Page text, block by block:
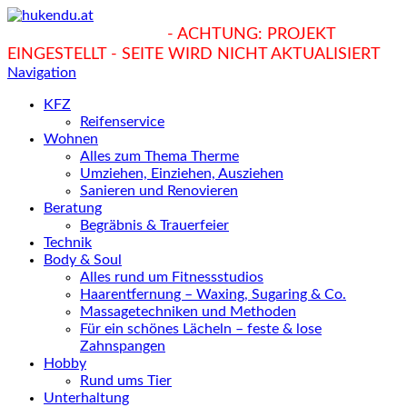
- ACHTUNG: PROJEKT
EINGESTELLT - SEITE WIRD NICHT AKTUALISIERT
Navigation
KFZ
Reifenservice
Wohnen
Alles zum Thema Therme
Umziehen, Einziehen, Ausziehen
Sanieren und Renovieren
Beratung
Begräbnis & Trauerfeier
Technik
Body & Soul
Alles rund um Fitnessstudios
Haarentfernung – Waxing, Sugaring & Co.
Massagetechniken und Methoden
Für ein schönes Lächeln – feste & lose
Zahnspangen
Hobby
Rund ums Tier
Unterhaltung